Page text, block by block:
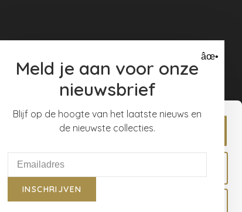
Allow all
âœ•
Meld je aan voor onze
nieuwsbrief
Blijf op de hoogte van het laatste nieuws en
de nieuwste collecties.
INSCHRIJVEN